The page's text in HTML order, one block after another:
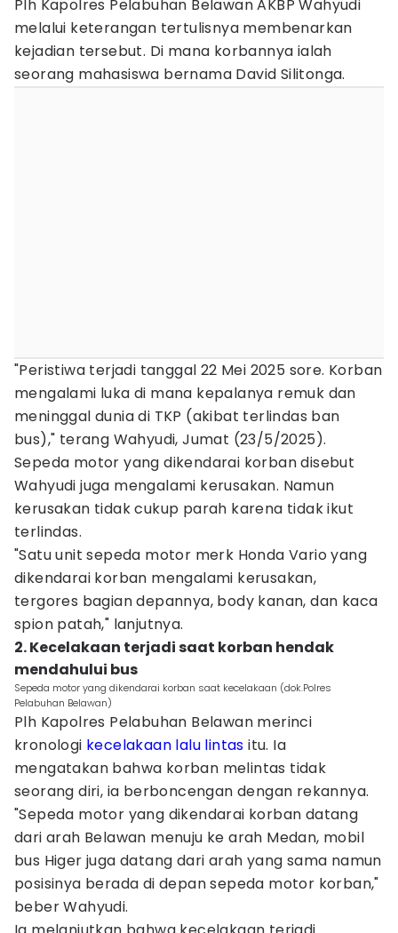
Plh Kapolres Pelabuhan Belawan AKBP Wahyudi
melalui keterangan tertulisnya membenarkan
kejadian tersebut. Di mana korbannya ialah
seorang mahasiswa bernama David Silitonga.
"Peristiwa terjadi tanggal 22 Mei 2025 sore. Korban
mengalami luka di mana kepalanya remuk dan
meninggal dunia di TKP (akibat terlindas ban
bus)," terang Wahyudi, Jumat (23/5/2025).
Sepeda motor yang dikendarai korban disebut
Wahyudi juga mengalami kerusakan. Namun
kerusakan tidak cukup parah karena tidak ikut
terlindas.
"Satu unit sepeda motor merk Honda Vario yang
dikendarai korban mengalami kerusakan,
tergores bagian depannya, body kanan, dan kaca
spion patah," lanjutnya.
2. Kecelakaan terjadi saat korban hendak
mendahului bus
Sepeda motor yang dikendarai korban saat kecelakaan (dok.Polres
Pelabuhan Belawan)
Plh Kapolres Pelabuhan Belawan merinci
kronologi kecelakaan lalu lintas itu. Ia
mengatakan bahwa korban melintas tidak
seorang diri, ia berboncengan dengan rekannya.
"Sepeda motor yang dikendarai korban datang
dari arah Belawan menuju ke arah Medan, mobil
bus Higer juga datang dari arah yang sama namun
posisinya berada di depan sepeda motor korban,"
beber Wahyudi.